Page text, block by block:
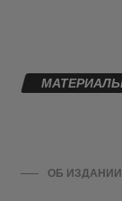
ОБ ИЗДАНИИ